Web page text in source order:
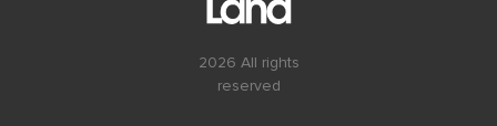
2026 All rights
reserved